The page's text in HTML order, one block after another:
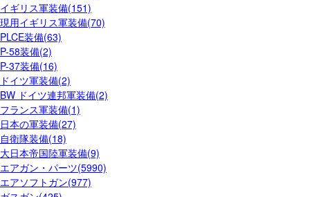
イギリス軍装備(151)
現用イギリス軍装備(70)
PLCE装備(63)
P-58装備(2)
P-37装備(16)
ドイツ軍装備(2)
BW ドイツ連邦軍装備(2)
フランス軍装備(1)
日本の軍装備(27)
自衛隊装備(18)
大日本帝国陸軍装備(9)
エアガン・パーツ(5990)
エアソフトガン(977)